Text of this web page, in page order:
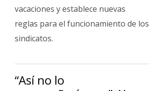
vacaciones y establece nuevas
reglas para el funcionamiento de los
sindicatos.
“Así no lo